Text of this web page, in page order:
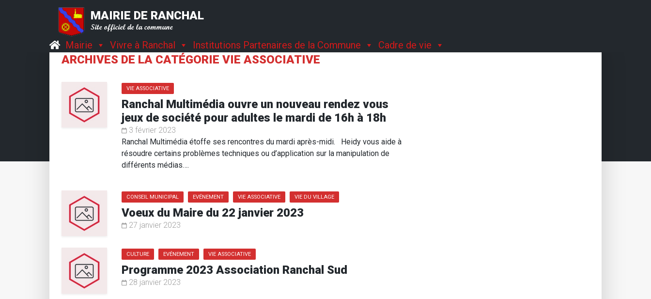
MAIRIE DE RANCHAL
Site officiel de la commune
Mairie Vivre à Ranchal Institutions Partenaires de la Commune Cadre de vie
ARCHIVES DE LA CATÉGORIE VIE ASSOCIATIVE
VIE ASSOCIATIVE
Ranchal Multimédia ouvre un nouveau rendez vous
jeux de société pour adultes le mardi de 16h à 18h
3 février 2023
Ranchal Multimédia étoffe ses rencontres du mardi après-midi. Heidy vous aide à
résoudre certains problèmes techniques ou d’application sur la manipulation de
différents médias….
CONSEIL MUNICIPAL EVÉNEMENT VIE ASSOCIATIVE VIE DU VILLAGE
Voeux du Maire du 22 janvier 2023
27 janvier 2023
CULTURE EVÉNEMENT VIE ASSOCIATIVE
Programme 2023 Association Ranchal Sud
28 janvier 2023